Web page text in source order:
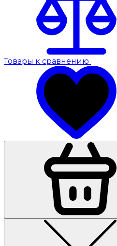
Товары к сравнению